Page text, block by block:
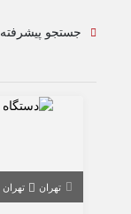
جستجو پیشرفته
تهران تهران